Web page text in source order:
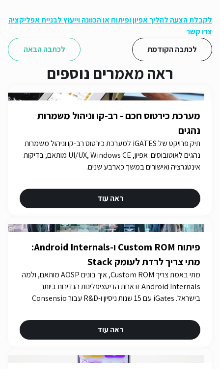
לקבלת הצעה להליך אפיון ופיתוח או הכוונה וייעוץ לבניית אפליקציה
צרו קשר
לכתבה הבאה
לכתבה הקודמת
ראה מאמרים נוספים
מערכת כירטוס חכם - רב-קו וניהול משמרות
נהגים
תיק פרויקט של iGATES למערכת כירטוס רב-קו וניהול משמרות
נהגים לאוטובוסים: אפיון, UI/UX, Windows CE מותאם, בדיקות
אינטגרציה ואישורים במשך כארבע שנים.
ראה עוד
פיתוח Custom ROM ו-Android Internals:
מתי צריך לרדת לעומק Stack
מתי באמת צריך Custom ROM, איך בונים AOSP מותאם, ולמה
Android Internals זו אחת הדיסציפלינות הנדירות ביותר
בישראל. iGates עם 15 שנות ניסיון ו-R&D עבור Consensio
ראה עוד